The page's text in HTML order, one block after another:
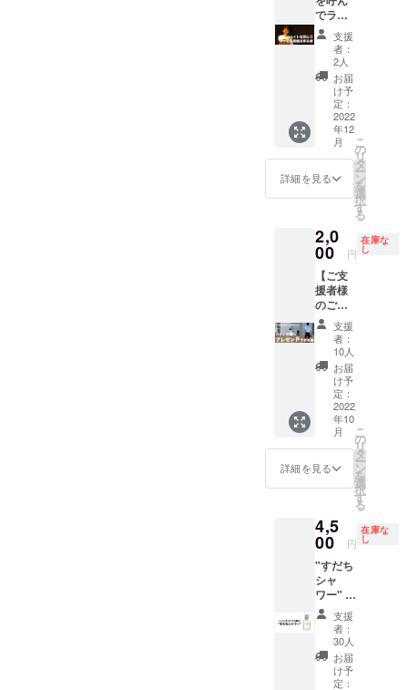
Youtub
e概要欄
へ掲載
いたし
ます。
備考欄
へ 掲
載希望
の会社
名もし
くは店
名と
URLご
記入く
い。
でライ
ブを開
催でき
る権 開
催日
時、開
催場
所、機
材等は
ハイト
ラック
スス
タッフ
とご相
せてい
ただき
ます。
・開催
場所は
ご支援
者様で
ご準備
くださ
い。 ・
１時間
程度の
ライブ
となり
ます ・
開催に
関わる
販売等
につい
てもご
支援者
様でご
準備く
ださ
い。 ・
交通費
別途
支援
者：
2人
お届
け予
定：
2022
年12
月
詳細を見る
こ
の
リ
タ
ー
ン
を
選
択
す
る
2,0
00 円
在庫な
し
【ご支
援者様
のご要
望によ
る企
画】 ハ
イトの
娘様お
二人へ
のプレ
ゼント
する権
をご用
意しま
した。
ご支援
は購入
させて
いただ
いたも
ののご
報告と
娘さん
お二人
からの
お礼が
届きま
す。 ご
支援
者：
10人
お届
け予
定：
2022
年10
月
詳細を見る
こ
の
リ
タ
ー
ン
を
選
択
す
る
4,5
00 円
在庫な
し
"すだち
シャ
ワー" リ
リース
記念 香
水 徳島
の名産
品すだ
ち、国
支援
者：
30人
お届
け予
定：